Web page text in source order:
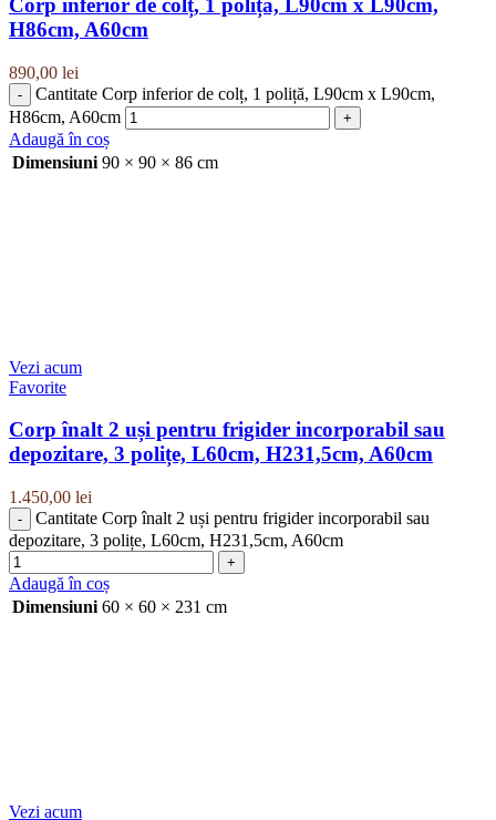
Corp inferior de colț, 1 poliță, L90cm x L90cm,
H86cm, A60cm
890,00 lei
Cantitate Corp inferior de colț, 1 poliță, L90cm x L90cm,
H86cm, A60cm
Adaugă în coș
Dimensiuni 90 × 90 × 86 cm
Vezi acum
Favorite
Corp înalt 2 uși pentru frigider incorporabil sau
depozitare, 3 polițe, L60cm, H231,5cm, A60cm
1.450,00 lei
Cantitate Corp înalt 2 uși pentru frigider incorporabil sau
depozitare, 3 polițe, L60cm, H231,5cm, A60cm
Adaugă în coș
Dimensiuni 60 × 60 × 231 cm
Vezi acum